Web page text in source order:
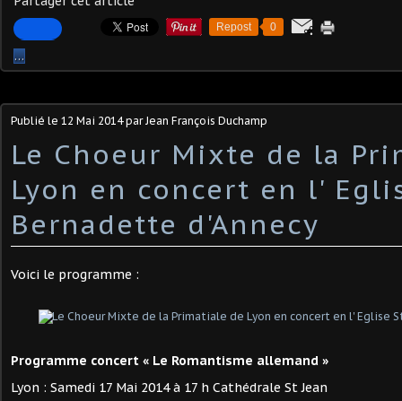
Repost 0
…
Publié le 12 Mai 2014par Jean François Duchamp
Le Choeur Mixte de la
Lyon en concert en l'
Bernadette d'Annecy
Voici le programme :
Programme concert « Le Romantisme allemand »
Lyon : Samedi 17 Mai 2014 à 17 h Cathédrale St Jean